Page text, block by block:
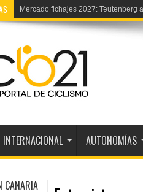
Europeo trial: La selección española
INTERNACIONAL AUTONOMÍAS
CANARIA